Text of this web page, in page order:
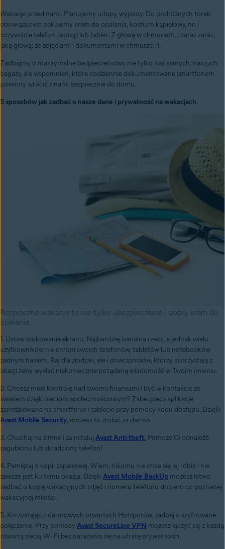
Wakacje przed nami. Planujemy urlopy, wyjazdy. Do podróżnych toreb
obowiązkowo pakujemy krem do opalania, kostium kąpielowy, no i
oczywiście telefon, laptop lub tablet. Z głową w chmurach… zaraz zaraz,
jaką głową: ze zdjęciami i dokumentami w chmurze. :)
Zadbajmy o maksymalne bezpieczeństwo nie tylko nas samych, naszych
bagaży, ale wspomnień, które codziennie dokumentowane smartfonem
powinny wrócić z nami bezpiecznie do domu.
5 sposobów jak zadbać o nasze dane i prywatność na wakacjach.
Bezpieczne wakacje to nie tylko ubezpieczenie i dobry krem do
opalania
1. Ustaw blokowanie ekranu. Najbardziej banalna rzecz, a jednak wielu
użytkowników nie chroni swoich telefonów, tabletów lub notebooków
żadnym hasłem. Raj dla złodziei, ale i dowcipnisiów, którzy skorzystają z
okazji żeby wysłać niekoniecznie pożądaną wiadomość w Twoim imieniu.
2. Chcesz mieć kontrolę nad swoimi finansami i być w kontakcie ze
światem dzięki sieciom społecznościowym? Zabezpiecz aplikacje
zainstalowane na smartfonie i tablecie przy pomocy kodu dostępu. Dzięki
Avast Mobile Security, możesz to zrobić za darmo.
3. Chuchaj na zimne i zainstaluj Avast Anti-theft. Pomoże Ci odnaleźć
zagubionu lub skradziony telefon!
4. Pamiętaj o kopii zapasowej. Wiem, nikomu nie chce się jej robić i nie
zawsze jest ku temu okazja. Dzięki Avast Mobile BackUp możesz łatwo
zadbać o kopię wakacyjnych zdjęć i numeru telefonu dopiero co poznanej
wakacyjnej miłości.
5. Korzystając z darmowych otwartych Hotspotów, zadbaj o szyfrowane
połączenie. Przy pomocy Avast SecureLine VPN możesz łączyć się z każdą
otwartą siecią Wi-Fi bez narażania się na utratę prywatności.